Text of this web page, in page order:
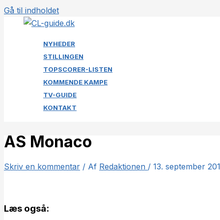
Gå til indholdet
NYHEDER
STILLINGEN
TOPSCORER-LISTEN
KOMMENDE KAMPE
TV-GUIDE
KONTAKT
AS Monaco
Skriv en kommentar / Af Redaktionen / 13. september
Læs også: